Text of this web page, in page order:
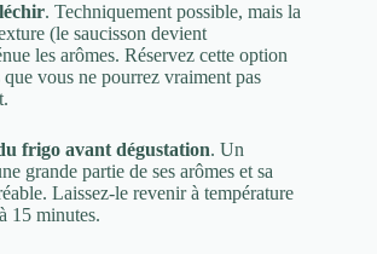
. Techniquement possible, mais la
(le saucisson devient
les arômes. Réservez cette option
vous ne pourrez vraiment pas
frigo avant dégustation. Un
grande partie de ses arômes et sa
Laissez-le revenir à température
15 minutes.